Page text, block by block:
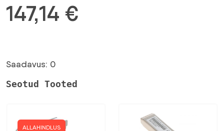
147,14 €
Saadavus: 0
Seotud Tooted
ALLAHINDLUS